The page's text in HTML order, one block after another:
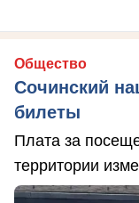
Общество
Сочинский
билеты
Плата за
территории